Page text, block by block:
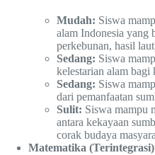
Mudah: Siswa
alam Indonesia yang
perkebunan, hasil
Sedang: Siswa
kelestarian alam bagi
Sedang: Siswa
dari pemanfaatan
Sulit: Siswa mampu
antara kekayaan
corak budaya
Matematika